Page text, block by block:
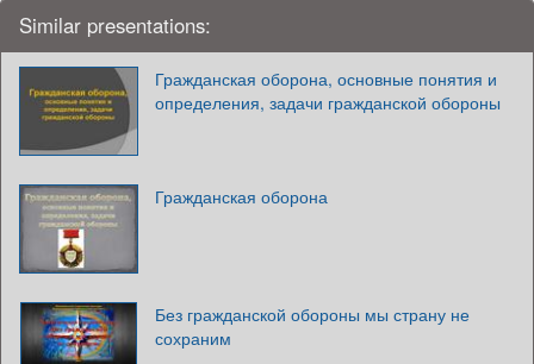
Similar presentations:
Гражданская оборона, основные понятия и
определения, задачи гражданской обороны
Гражданская оборона
Без гражданской обороны мы страну не
сохраним